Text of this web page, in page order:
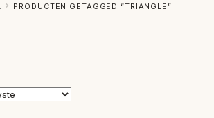
PRODUCTEN GETAGGED “TRIANGLE”